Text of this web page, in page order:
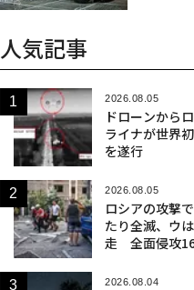
人気記事
2026.08.05
ドローンから
ライナが世界
を遂行
2026.08.05
ロシアの攻撃
たり全滅、ウ
走 全面侵攻
2026.08.04